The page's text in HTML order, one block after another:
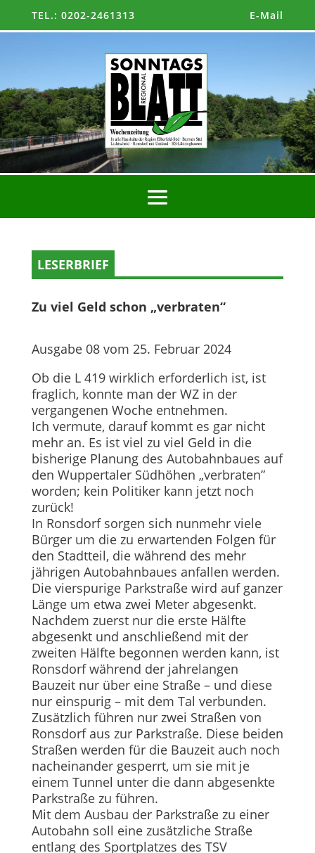
TEL.: 0202-2461313 E-Mail
LESERBRIEF
Zu viel Geld schon „verbraten“
Ausgabe 08 vom 25. Februar 2024
Ob die L 419 wirklich erforderlich ist, ist
fraglich, konnte man der WZ in der
vergangenen Woche entnehmen.
Ich vermute, darauf kommt es gar nicht
mehr an. Es ist viel zu viel Geld in die
bisherige Planung des Autobahnbaues auf
den Wuppertaler Südhöhen „verbraten”
worden; kein Politiker kann jetzt noch
zurück!
In Ronsdorf sorgen sich nunmehr viele
Bürger um die zu erwartenden Folgen für
den Stadtteil, die während des mehr
jährigen Autobahnbaues anfallen werden.
Die vierspurige Parkstraße wird auf ganzer
Länge um etwa zwei Meter abgesenkt.
Nachdem zuerst nur die erste Hälfte
abgesenkt und anschließend mit der
zweiten Hälfte begonnen werden kann, ist
Ronsdorf während der jahrelangen
Bauzeit nur über eine Straße – und diese
nur einspurig – mit dem Tal verbunden.
Zusätzlich führen nur zwei Straßen von
Ronsdorf aus zur Parkstraße. Diese beiden
Straßen werden für die Bauzeit auch noch
nacheinander gesperrt, um sie mit je
einem Tunnel unter die dann abgesenkte
Parkstraße zu führen.
Mit dem Ausbau der Parkstraße zu einer
Autobahn soll eine zusätzliche Straße
entlang des Sportplatzes des TSV